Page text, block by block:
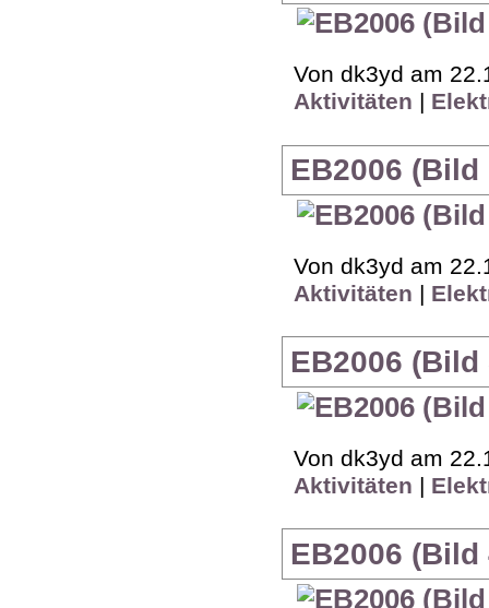
Von dk3yd am
Aktivitäten |
EB2006 (Bild
Von dk3yd am
Aktivitäten |
EB2006 (Bild
Von dk3yd am
Aktivitäten |
EB2006 (Bild